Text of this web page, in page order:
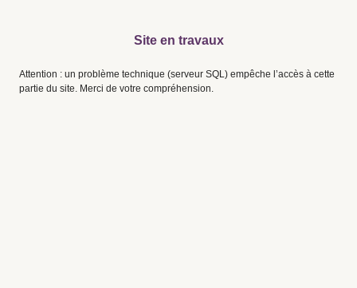
Site en travaux
Attention : un problème technique (serveur SQL) empêche l’accès à cette
partie du site. Merci de votre compréhension.